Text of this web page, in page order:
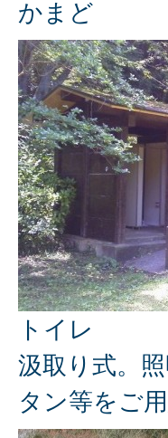
かまど
トイレ
汲取り式。
タン等をご